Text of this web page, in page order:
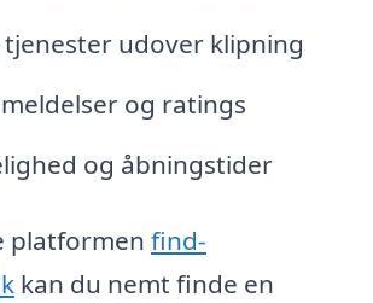
udover klipning
og ratings
og åbningstider
platformen find-
kan du nemt finde en